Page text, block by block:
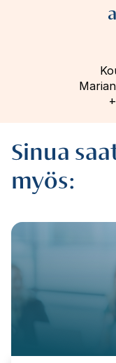
Sinua
myös: